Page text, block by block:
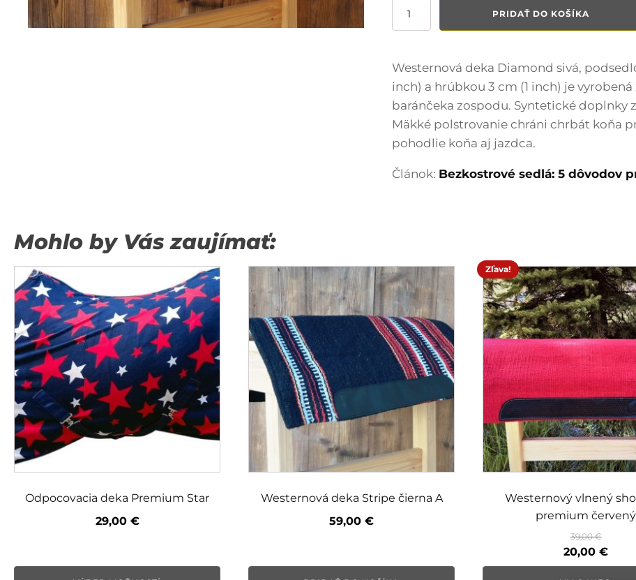
množstvo
sivá
PRIDAŤ DO KOŠÍKA
Westernová deka Diamond sivá,
inch) a hrúbkou 3 cm (1 inch) je
baránčeka zospodu. Syntetické
Mäkké polstrovanie chráni chrbát koňa
pohodlie koňa aj jazdca.
Článok: Bezkostrové sedlá: 5 dôvodov
Mohlo by Vás zaujímať:
Odpocovacia deka Premium Star
29,00 €
Tento
produkt
má
viacero
variantov.
Možnosti
si
môžete
vybrať
na
stránke
produktu.
Westernová deka Stripe čierna A
59,00 €
Zľava!
Westernový vlnený
premium červený
39,00€
Pôvodná
cena
20,00 €
cena